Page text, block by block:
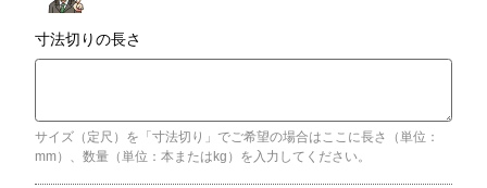
寸法切りの長さ
サイズ（定尺）を「寸法切り」でご希望の場合はここに長さ（単位：
mm）、数量（単位：本またはkg）を入力してください。